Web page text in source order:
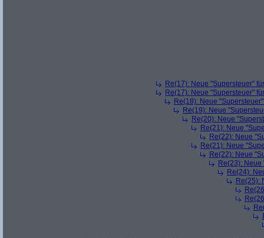
Re(17): Neue "Supersteuer"
Re(17): Neue "Supersteuer"
Re(18): Neue
Re(19): Neue
Re(20): Neue
Re(21): Neue
Re(22): Neue
Re(21): Neue
Re(22): Neue
Re(23):
Re(24):
Re(25):